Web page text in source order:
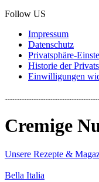
Follow US
Impressum
Datenschutz
Privatsphäre-
Historie der
Einwilligungen
Cremige
Unsere Rezepte &
Bella Italia